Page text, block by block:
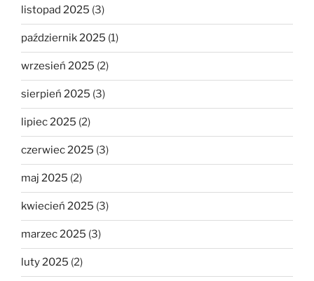
listopad 2025 (3)
październik 2025 (1)
wrzesień 2025 (2)
sierpień 2025 (3)
lipiec 2025 (2)
czerwiec 2025 (3)
maj 2025 (2)
kwiecień 2025 (3)
marzec 2025 (3)
luty 2025 (2)